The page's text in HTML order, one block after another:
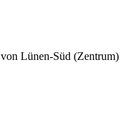
von Lünen-Süd (Zentrum)